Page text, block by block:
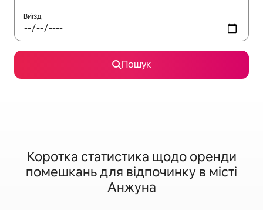
Виїзд
Пошук
Коротка статистика щодо оренди
помешкань для відпочинку в місті
Анжуна